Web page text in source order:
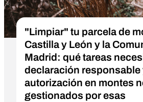
"Limpiar" tu parcela de
Castilla y León y la
Madrid: qué tareas
declaración responsable
autorización en montes
gestionados por esas